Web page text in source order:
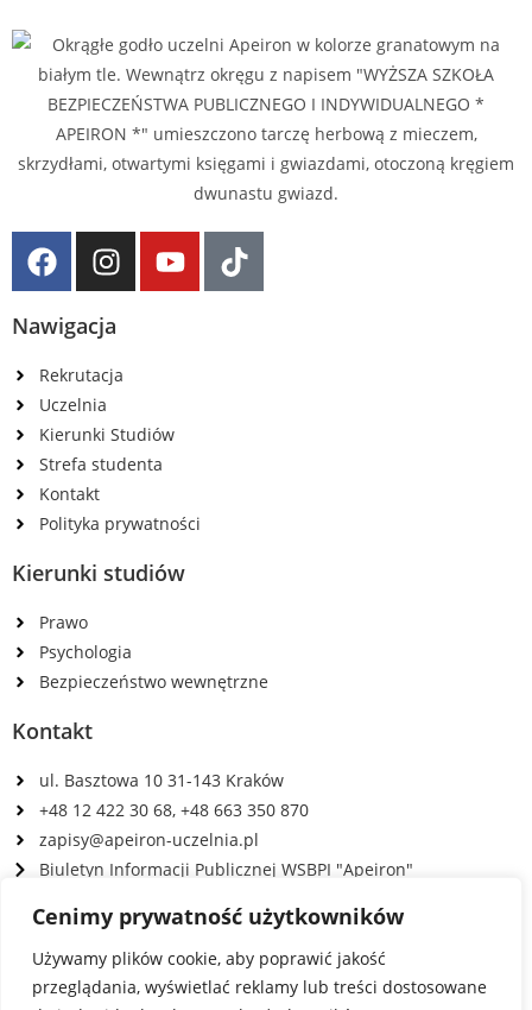
Cenimy prywatność użytkowników
Używamy plików cookie, aby poprawić jakość
przeglądania, wyświetlać reklamy lub treści dostosowane
Nawigacja
Rekrutacja
Uczelnia
Kierunki Studiów
Strefa studenta
Kontakt
Polityka prywatności
Kierunki studiów
Prawo
Psychologia
Bezpieczeństwo wewnętrzne
Kontakt
ul. Basztowa 10 31-143 Kraków
+48 12 422 30 68, +48 663 350 870
zapisy@apeiron-uczelnia.pl
Biuletyn Informacji Publicznej WSBPI "Apeiron"
+48 503 167 983, +48 663 350 870
wroclaw@apeiron-uczelnia.pl